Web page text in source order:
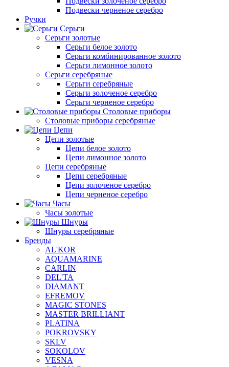
Подвески черненое серебро
Ручки
Серьги
Серьги золотые
Серьги белое золото
Серьги комбинированное золото
Серьги лимонное золото
Серьги серебряные
Серьги серебряные
Серьги золоченое серебро
Серьги черненое серебро
Столовые приборы
Столовые приборы серебряные
Цепи
Цепи золотые
Цепи белое золото
Цепи лимонное золото
Цепи серебряные
Цепи серебряные
Цепи золоченое серебро
Цепи черненое серебро
Часы
Часы золотые
Шнуры
Шнуры серебряные
Бренды
AL'KOR
AQUAMARINE
CARLIN
DEL'TA
DIAMANT
EFREMOV
MAGIC STONES
MASTER BRILLIANT
PLATINA
POKROVSKY
SKLV
SOKOLOV
VESNA